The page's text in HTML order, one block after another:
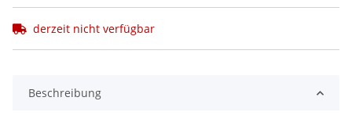
derzeit nicht verfügbar
Beschreibung